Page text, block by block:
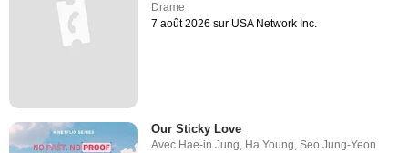
Drame
7 août 2026 sur USA Network Inc.
Our Sticky Love
Avec Hae-in Jung Ha Young ,Seo Jung-Yeon